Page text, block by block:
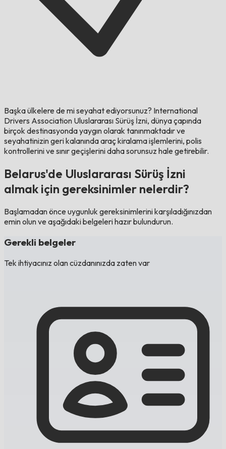
Başka ülkelere de mi seyahat ediyorsunuz? International
Drivers Association Uluslararası Sürüş İzni, dünya çapında
birçok destinasyonda yaygın olarak tanınmaktadır ve
seyahatinizin geri kalanında araç kiralama işlemlerini, polis
kontrollerini ve sınır geçişlerini daha sorunsuz hale getirebilir.
Belarus'de Uluslararası Sürüş İzni
almak için gereksinimler nelerdir?
Başlamadan önce uygunluk gereksinimlerini karşıladığınızdan
emin olun ve aşağıdaki belgeleri hazır bulundurun.
Gerekli belgeler
Tek ihtiyacınız olan cüzdanınızda zaten var